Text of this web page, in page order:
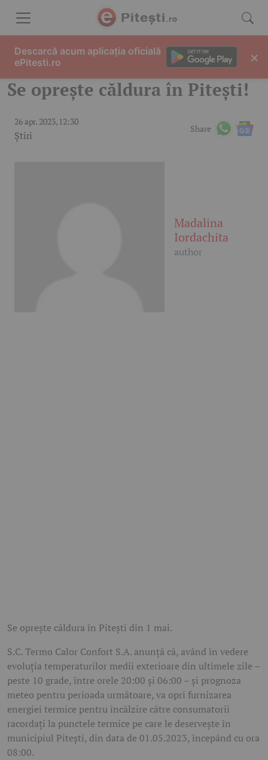
Se oprește căldura în Pitești!
26 apr. 2023, 12:30
Știri
Share
Madalina
Iordachita
author
Se oprește căldura în Pitești din 1 mai.
S.C. Termo Calor Confort S.A. anunță că, având în vedere
evoluția temperaturilor medii exterioare din ultimele zile –
peste 10 grade, între orele 20:00 și 06:00 – și prognoza
meteo pentru perioada următoare, va opri furnizarea
energiei termice pentru încălzire către consumatorii
racordați la punctele termice pe care le deservește în
municipiul Pitești, din data de 01.05.2023, începând cu ora
08:00.
Descarcă acum aplicația oficială
ePitesti.ro
×